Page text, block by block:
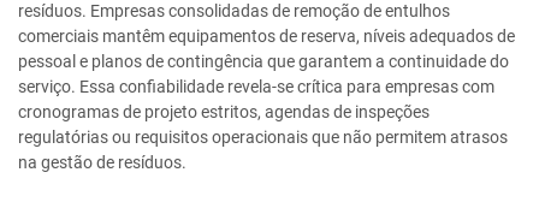
resíduos. Empresas consolidadas de remoção de entulhos
comerciais mantêm equipamentos de reserva, níveis adequados de
pessoal e planos de contingência que garantem a continuidade do
serviço. Essa confiabilidade revela-se crítica para empresas com
cronogramas de projeto estritos, agendas de inspeções
regulatórias ou requisitos operacionais que não permitem atrasos
na gestão de resíduos.